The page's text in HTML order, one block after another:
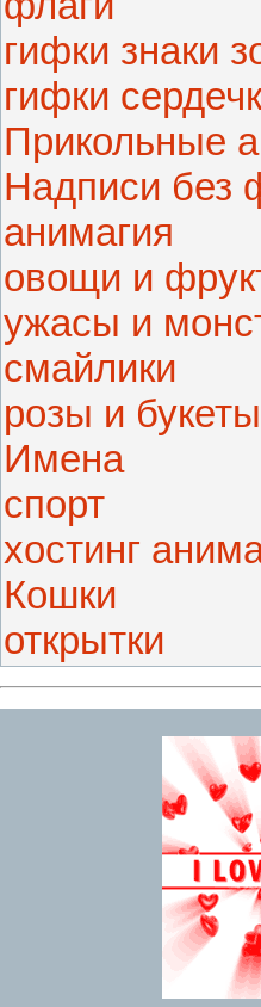
гифки знаки
гифки
Прикольные
Надписи без
анимагия
овощи и
ужасы и
смайлики
розы и букеты
Имена
спорт
хостинг
Кошки
открытки